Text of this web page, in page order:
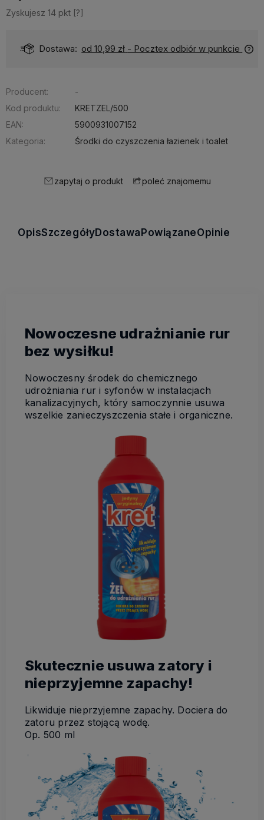
Zyskujesz 14 pkt [?]
Dostępność: Ponad 50 szt.
Producent:
-
Kod produktu:
KRETZEL/500
EAN:
5900931007152
Kategoria:
Środki do czyszczenia łazienek i toalet
zapytaj o produkt poleć znajomemu
OpisSzczegółyDostawaPowiązaneOpinie
Nowoczesne udrażnianie rur
bez wysiłku!
Nowoczesny środek do chemicznego
udrożniania rur i syfonów w instalacjach
kanalizacyjnych, który samoczynnie usuwa
wszelkie zanieczyszczenia stałe i organiczne.
Skutecznie usuwa zatory i
nieprzyjemne zapachy!
Likwiduje nieprzyjemne zapachy. Dociera do
zatoru przez stojącą wodę.
Op. 500 ml